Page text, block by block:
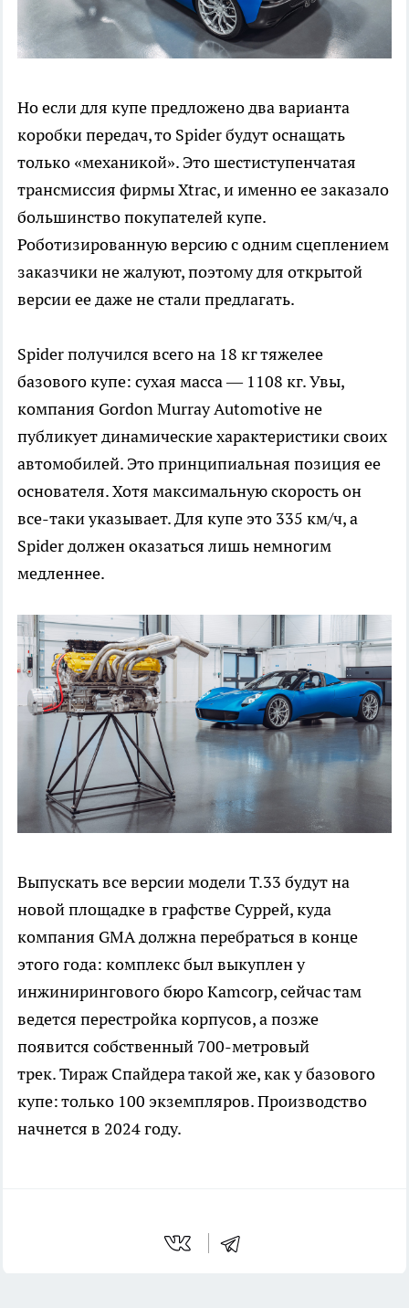
Но если для купе предложено два варианта
коробки передач, то Spider будут оснащать
только «механикой». Это шестиступенчатая
трансмиссия фирмы Xtrac, и именно ее заказало
большинство покупателей купе.
Роботизированную версию с одним сцеплением
заказчики не жалуют, поэтому для открытой
версии ее даже не стали предлагать.
Spider получился всего на 18 кг тяжелее
базового купе: сухая масса — 1108 кг. Увы,
компания Gordon Murray Automotive не
публикует динамические характеристики своих
автомобилей. Это принципиальная позиция ее
основателя. Хотя максимальную скорость он
все-таки указывает. Для купе это 335 км/ч, а
Spider должен оказаться лишь немногим
медленнее.
Выпускать все версии модели T.33 будут на
новой площадке в графстве Суррей, куда
компания GMA должна перебраться в конце
этого года: комплекс был выкуплен у
инжинирингового бюро Kamcorp, сейчас там
ведется перестройка корпусов, а позже
появится собственный 700-метровый
трек. Тираж Спайдера такой же, как у базового
купе: только 100 экземпляров. Производство
начнется в 2024 году.